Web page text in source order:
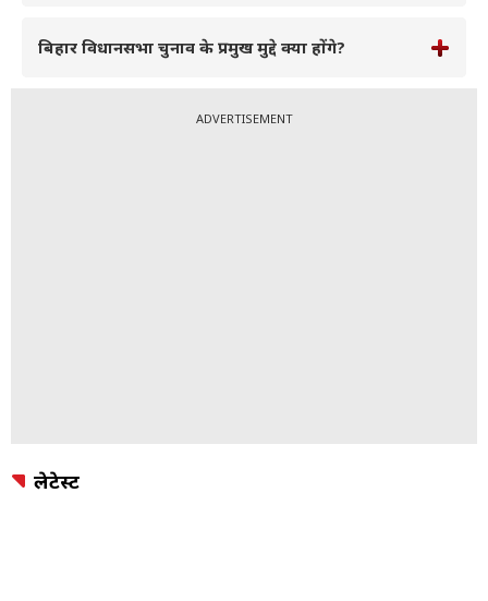
बिहार विधानसभा चुनाव के प्रमुख मुद्दे क्या होंगे?
ADVERTISEMENT
लेटेस्ट